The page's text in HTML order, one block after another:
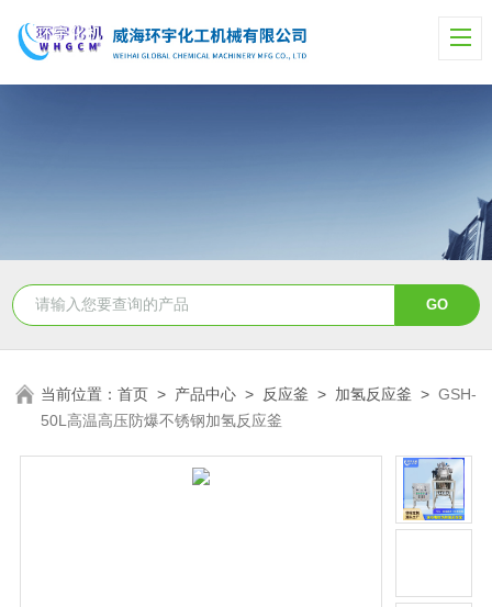
当前位置：首页 > 产品中心 > 反应釜 > 加氢反应釜 >GSH-
50L高温高压防爆不锈钢加氢反应釜